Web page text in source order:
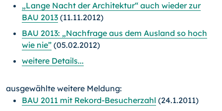
„Lange Nacht der Architektur“ auch wieder zur
BAU 2013 (11.11.2012)
BAU 2013: „Nachfrage aus dem Ausland so hoch
wie nie” (05.02.2012)
weitere Details...
ausgewählte weitere Meldung:
BAU 2011 mit Rekord-Besucherzahl (24.1.2011)